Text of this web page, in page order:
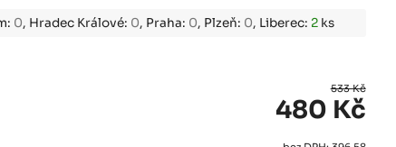
0, Hradec Králové: 0, Praha: 0, Plzeň: 0, Liberec: 2ks
533 Kč
480 Kč
jacer.cz